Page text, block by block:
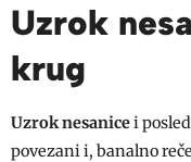
Uzrok
krug
Uzrok nesanicei
povezani i, banalno